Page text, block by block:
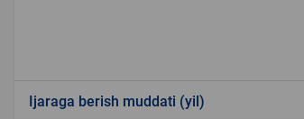
Ijaraga berish muddati (yil)